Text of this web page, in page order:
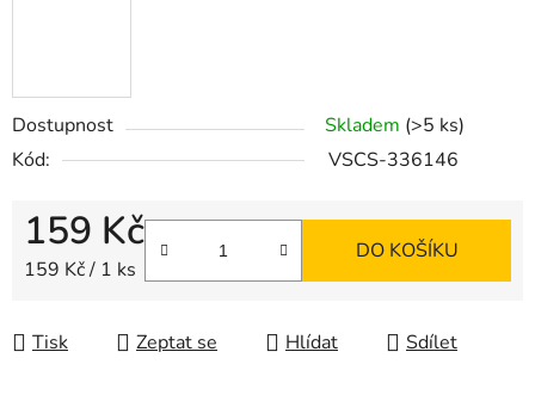
Dostupnost Skladem (>5 ks)
Kód:
VSCS-336146
159 Kč
Měrná cena:
159 Kč / 1 ks
DO KOŠÍKU
Tisk Zeptat se Hlídat Sdílet